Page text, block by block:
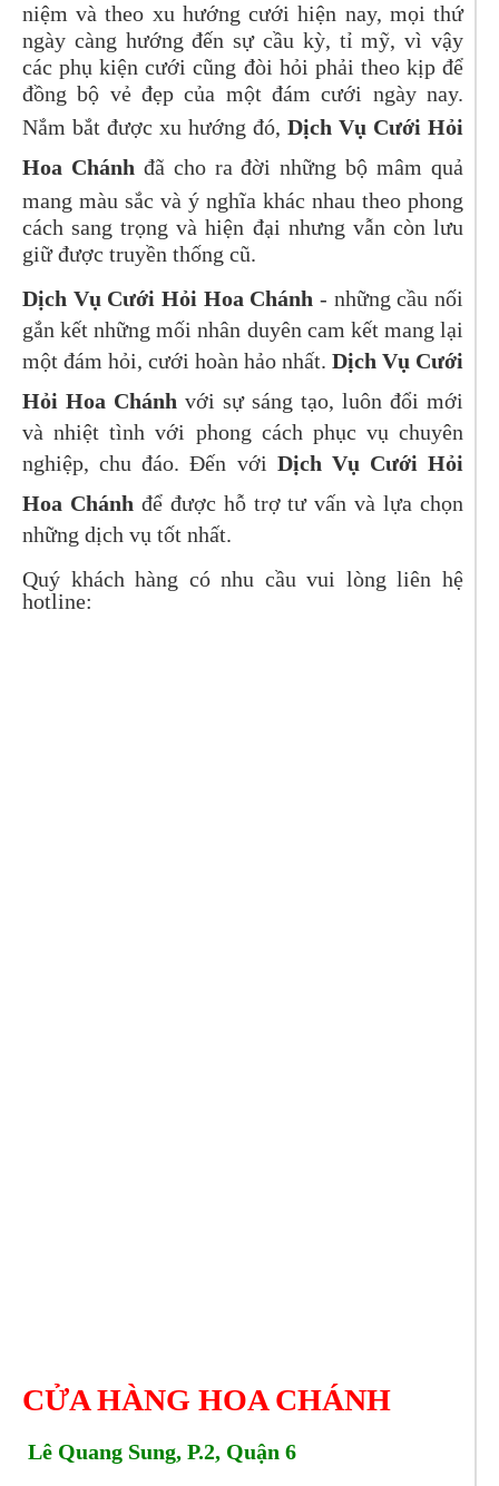
niệm và theo xu hướng cưới hiện nay, mọi thứ
ngày càng hướng đến sự cầu kỳ, tỉ mỹ, vì vậy
các phụ kiện cưới cũng đòi hỏi phải theo kịp để
đồng bộ vẻ đẹp của một đám cưới ngày nay.
Nắm bắt được xu hướng đó, Dịch Vụ Cưới Hỏi
Hoa Chánh đã cho ra đời những bộ mâm quả
mang màu sắc và ý nghĩa khác nhau theo phong
cách sang trọng và hiện đại nhưng vẫn còn lưu
giữ được truyền thống cũ.
Dịch Vụ Cưới Hỏi Hoa Chánh - những cầu nối
gắn kết những mối nhân duyên cam kết mang lại
một đám hỏi, cưới hoàn hảo nhất. Dịch Vụ Cưới
Hỏi Hoa Chánh với sự sáng tạo, luôn đổi mới
và nhiệt tình với phong cách phục vụ chuyên
nghiệp, chu đáo. Đến với Dịch Vụ Cưới Hỏi
Hoa Chánh để được hỗ trợ tư vấn và lựa chọn
những dịch vụ tốt nhất.
Quý khách hàng có nhu cầu vui lòng liên hệ
hotline:
CỬA HÀNG HOA CHÁNH
Lê Quang Sung, P.2, Quận 6